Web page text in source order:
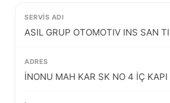
ASIL GRUP OTOMOTIV INS SAN
İNONU MAH KAR SK NO 4 İÇ KAPI